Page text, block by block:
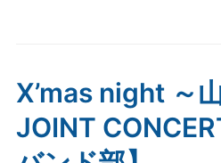
X’mas night ～
JOINT